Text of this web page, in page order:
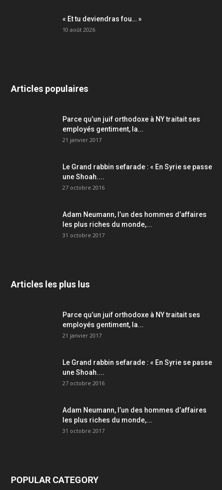
« Et tu deviendras fou… »
10 août 2026
Articles populaires
Parce qu’un juif orthodoxe à NY traitait ses
employés gentiment, la...
21 janvier 2017
Le Grand rabbin sefarade : « En Syrie se passe
une Shoah....
27 octobre 2016
Adam Neumann, l’un des hommes d’affaires
les plus riches du monde,...
31 octobre 2017
Articles les plus lus
Parce qu’un juif orthodoxe à NY traitait ses
employés gentiment, la...
21 janvier 2017
Le Grand rabbin sefarade : « En Syrie se passe
une Shoah....
27 octobre 2016
Adam Neumann, l’un des hommes d’affaires
les plus riches du monde,...
31 octobre 2017
POPULAR CATEGORY